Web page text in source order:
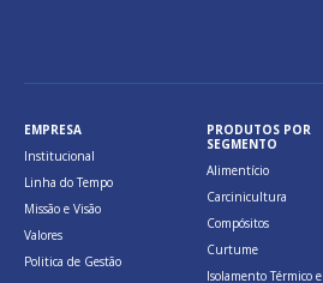
EMPRESA
Institucional
Linha do Tempo
Missão e Visão
Valores
Politica de Gestão
PRODUTOS POR
SEGMENTO
Alimentício
Carcinicultura
Compósitos
Curtume
Isolamento Térmico e